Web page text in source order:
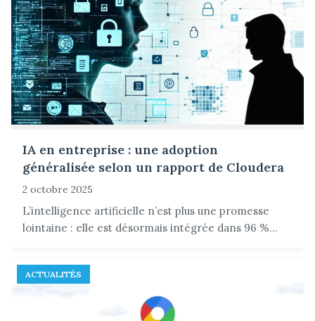
IA en entreprise : une adoption
généralisée selon un rapport de Cloudera
2 octobre 2025
L’intelligence artificielle n’est plus une promesse
lointaine : elle est désormais intégrée dans 96 %...
ACTUALITÉS